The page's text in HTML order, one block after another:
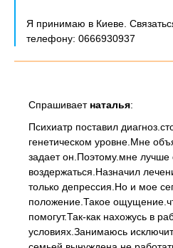
Я принимаю в Киеве.
телефону: 0666930937
Спрашивает наталья:
Психиатр поставил
генетическом уровне.Мне
задает он.Поэтому.мне лучше
воздержаться.Назначил
только депрессия.Но и мое
положение.Такое
помогут.Так-как нахожусь в
условиях.Занимаюсь